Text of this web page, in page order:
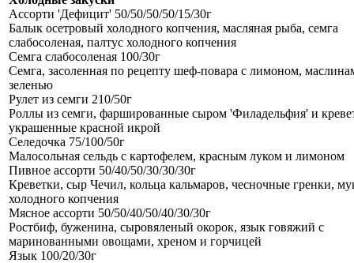
Ассорти 'Дефицит' 50/50/50/50/15/30г
Балык осетровый холодного копчения, масляная рыба, семга
слабосоленая, палтус холодного копчения
Семга слабосоленая 100/30г
Семга, засоленная по рецепту шеф-повара с лимоном,
зеленью
Рулет из семги 210/50г
Роллы из семги, фаршированные сыром 'Филадельфия' и
украшенные красной икрой
Селедочка 75/100/50г
Малосольная сельдь с картофелем, красным луком и лимоном
Пивное ассорти 50/40/50/30/30/30г
Креветки, сыр Чечил, кольца кальмаров, чесночные гренки,
холодного копчения
Мясное ассорти 50/50/40/50/40/30/30г
Ростбиф, буженина, сыровяленый окорок, язык говяжий с
маринованными овощами, хреном и горчицей
Язык 100/20/30г